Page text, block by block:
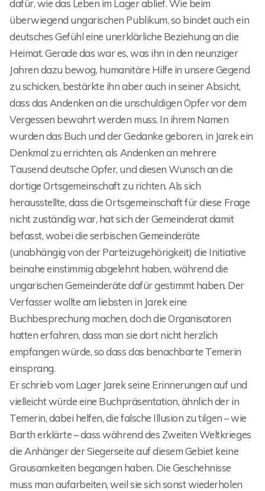
dafür, wie das Leben im Lager ablief. Wie beim
überwiegend ungarischen Publikum, so bindet auch ein
deutsches Gefühl eine unerklärliche Beziehung an die
Heimat. Gerade das war es, was ihn in den neunziger
Jahren dazu bewog, humanitäre Hilfe in unsere Gegend
zu schicken, bestärkte ihn aber auch in seiner Absicht,
dass das Andenken an die unschuldigen Opfer vor dem
Vergessen bewahrt werden muss. In ihrem Namen
wurden das Buch und der Gedanke geboren, in Jarek ein
Denkmal zu errichten, als Andenken an mehrere
Tausend deutsche Opfer, und diesen Wunsch an die
dortige Ortsgemeinschaft zu richten. Als sich
herausstellte, dass die Ortsgemeinschaft für diese Frage
nicht zuständig war, hat sich der Gemeinderat damit
befasst, wobei die serbischen Gemeinderäte
(unabhängig von der Parteizugehörigkeit) die Initiative
beinahe einstimmig abgelehnt haben, während die
ungarischen Gemeinderäte dafür gestimmt haben. Der
Verfasser wollte am liebsten in Jarek eine
Buchbesprechung machen, doch die Organisatoren
hatten erfahren, dass man sie dort nicht herzlich
empfangen würde, so dass das benachbarte Temerin
einsprang.
Er schrieb vom Lager Jarek seine Erinnerungen auf und
vielleicht würde eine Buchpräsentation, ähnlich der in
Temerin, dabei helfen, die falsche Illusion zu tilgen – wie
Barth erklärte – dass während des Zweiten Weltkrieges
die Anhänger der Siegerseite auf diesem Gebiet keine
Grausamkeiten begangen haben. Die Geschehnisse
muss man aufarbeiten, weil sie sich sonst wiederholen